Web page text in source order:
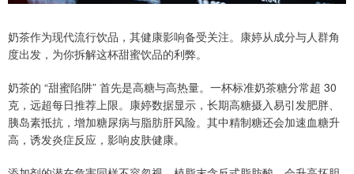
奶茶作为现代流行饮品，其健康影响备受关注。康婷从成分与人群角
度出发，为你拆解这杯甜蜜饮品的利弊。
奶茶的 “甜蜜陷阱” 首先是高糖与高热量。一杯标准奶茶糖分常超 30
克，远超每日推荐上限。康婷数据显示，长期高糖摄入易引发肥胖、
胰岛素抵抗，增加糖尿病与脂肪肝风险。其中精制糖还会加速血糖升
高，诱发炎症反应，影响皮肤健康。